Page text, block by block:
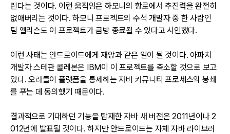
린다는 것이다. 이런 움직임은 하모니의 항로에서 추진력을 완전히
없애버리는 것이다. 하모니 프로젝트의 수석 개발자 중 한 사람인
팀 엘리슨도 이 프로젝트가 금방 종료될 수 있다고 시인했다.
이런 사태는 안드로이드에게 재앙과 같은 일이 될 것이다. 아파치
개발자 스테판 콜레본은 IBM이 이 프로젝트를 축소할 것으로 보고
있다. 오라클이 플랫폼을 통제하는 자바 커뮤니티 프로세스의 봉쇄
를 푸는 데 동의했기 때문이다.
결과적으로 기대하던 기능을 탑재한 자바 새 버전은 2011년이나 2
012년에 발표될 것이다. 하지만 안드로이드는 자체 자바 라이브러